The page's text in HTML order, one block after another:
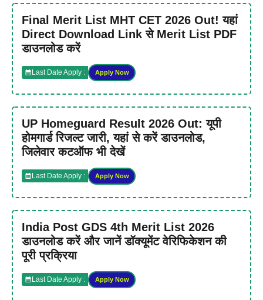
Final Merit List MHT CET 2026 Out! यहां
Direct Download Link से Merit List PDF
डाउनलोड करें
Last Date Apply : Apply Now
UP Homeguard Result 2026 Out: यूपी
होमगार्ड रिजल्ट जारी, यहां से करें डाउनलोड,
जिलेवार कटऑफ भी देखें
Last Date Apply : Apply Now
India Post GDS 4th Merit List 2026
डाउनलोड करें और जानें डॉक्यूमेंट वेरिफिकेशन की
पूरी प्रक्रिया
Last Date Apply : Apply Now